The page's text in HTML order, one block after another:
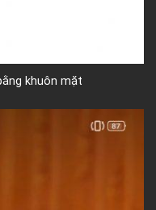
khuôn mặt